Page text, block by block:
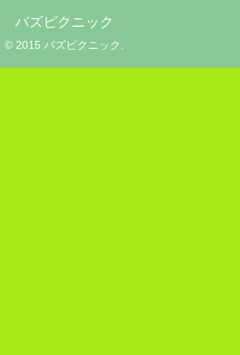
バズピクニック
© 2015 バズピクニック.